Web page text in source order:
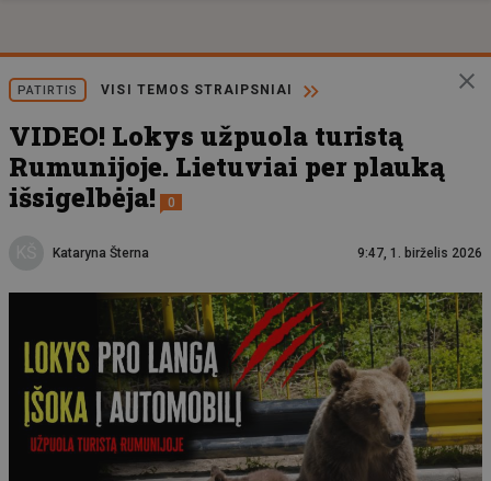
PATIRTIS VISI TEMOS STRAIPSNIAI
VIDEO! Lokys užpuola turistą
Rumunijoje. Lietuviai per plauką
išsigelbėja!
0
Kataryna Šterna 9:47, 1. birželis 2026